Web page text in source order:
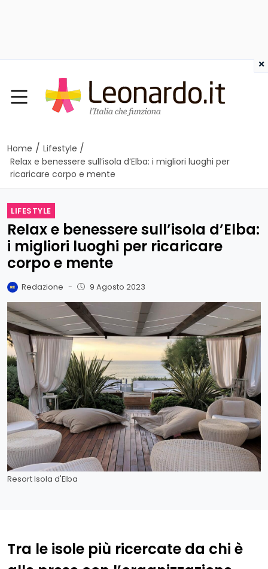
Home / Lifestyle /
Relax e benessere sull’isola d’Elba: i migliori luoghi per
ricaricare corpo e mente
LIFESTYLE
Relax e benessere sull’isola d’Elba:
i migliori luoghi per ricaricare
corpo e mente
Redazione - 9 Agosto 2023
Resort Isola d'Elba
Tra le isole più ricercate da chi è
×